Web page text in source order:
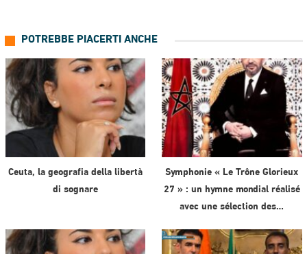
POTREBBE PIACERTI ANCHE
Ceuta, la geografia della libertà
di sognare
Symphonie « Le Trône Glorieux
27 » : un hymne mondial réalisé
avec une sélection des…